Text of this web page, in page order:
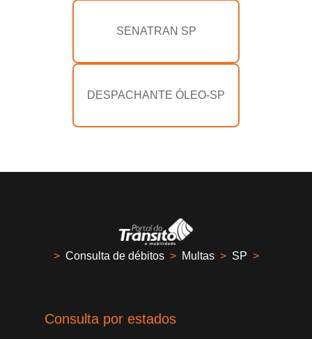
SENATRAN SP
DESPACHANTE ÓLEO-SP
> Consulta de débitos > Multas > SP >
Consulta por estados